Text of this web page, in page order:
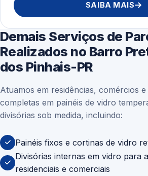
SAIBA MAIS
Demais Serviços de
Realizados no Barro
dos Pinhais-PR
Atuamos em residências, comércios
completas em painéis de vidro
divisórias sob medida, incluindo:
Painéis fixos e cortinas de vidro
Divisórias internas em vidro para
residenciais e comerciais